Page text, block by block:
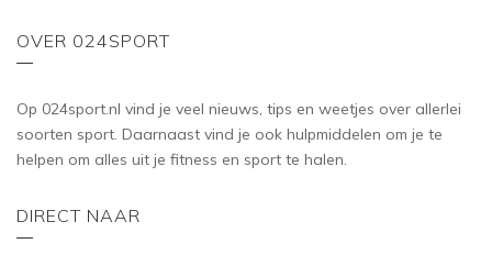
OVER 024SPORT
Op 024sport.nl vind je veel nieuws, tips en weetjes over allerlei
soorten sport. Daarnaast vind je ook hulpmiddelen om je te
helpen om alles uit je fitness en sport te halen.
DIRECT NAAR